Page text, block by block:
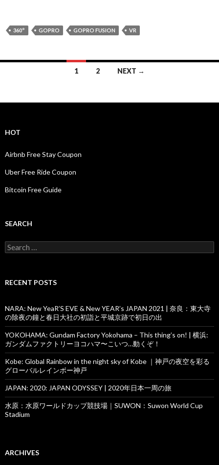
360° GOPRO GOPRO FUSION VR
1 2 NEXT →
HOT
Airbnb Free Stay Coupon
Uber Free Ride Coupon
Bitcoin Free Guide
SEARCH
Search
for:
RECENT POSTS
NARA: New YeaR’S EVE & New YEAR’s JAPAN 2021 | 奈良：東大寺
の除夜の鐘と春日大社の初詣と平城京跡で初日の出
YOKOHAMA: Gundam Factory Yokohama – This thing’s on! | 横浜:
ガンダムファクトリーヨコハマ〜こいつ…動くぞ！
Kobe: Global Rainbow in the night sky of Kobe ｜神戸の夜空を彩る
グローバルレインボー神戸
JAPAN: 2020: JAPAN ODYSSEY | 2020年日本一周の旅
水原：水原ワールドカップ競技場｜SUWON：Suwon World Cup
Stadium
ARCHIVES